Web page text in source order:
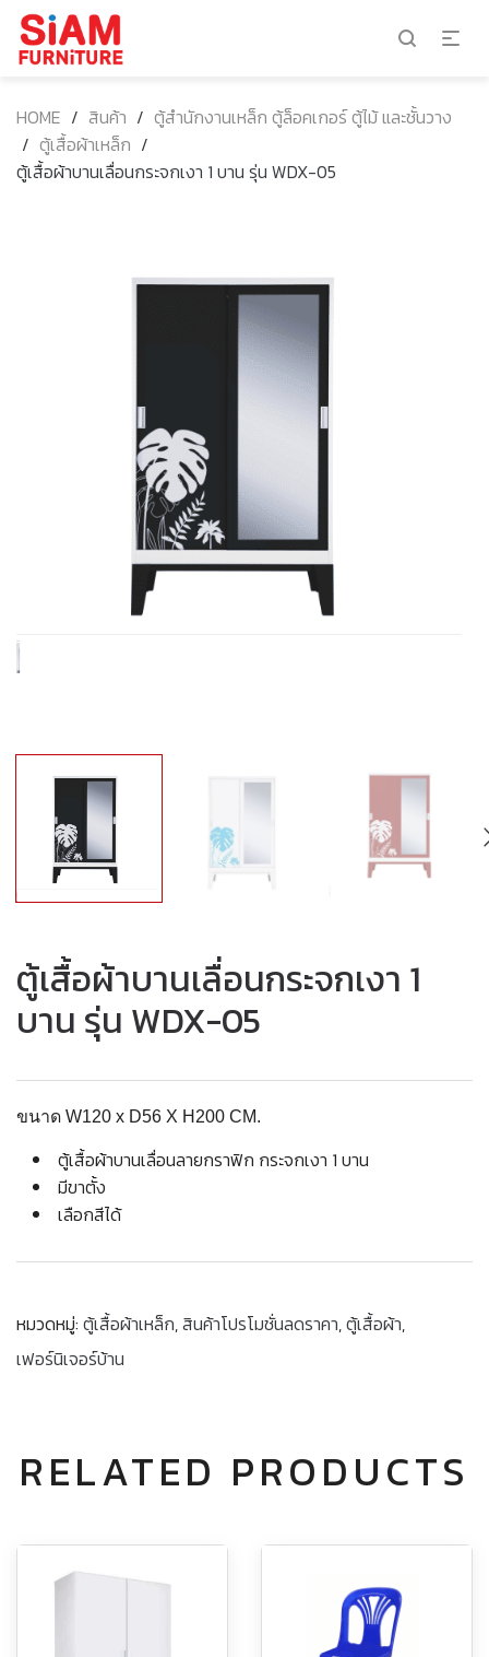
HOME / สินค้า / ตู้สำนักงานเหล็ก ตู้ล็อคเกอร์ ตู้ไม้ และชั้นวาง
/ ตู้เสื้อผ้าเหล็ก /
ตู้เสื้อผ้าบานเลื่อนกระจกเงา 1 บาน รุ่น WDX-05
ตู้เสื้อผ้าบานเลื่อนกระจกเงา 1
บาน รุ่น WDX-05
ขนาด W120 x D56 X H200 CM.
ตู้เสื้อผ้าบานเลื่อนลายกราฟิก กระจกเงา 1 บาน
มีขาตั้ง
เลือกสีได้
หมวดหมู่: ตู้เสื้อผ้าเหล็ก,สินค้าโปรโมชั่นลดราคา,ตู้เสื้อผ้า,
เฟอร์นิเจอร์บ้าน
RELATED PRODUCTS